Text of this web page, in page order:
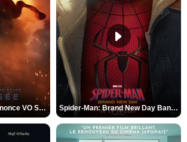
L'Odyssée Bande-annonce VO STFR Spider-Man: Brand New Day Bande-annonce VO STFR